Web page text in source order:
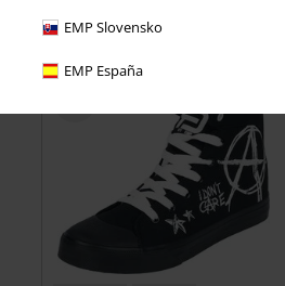
EMP Slovensko
EMP España